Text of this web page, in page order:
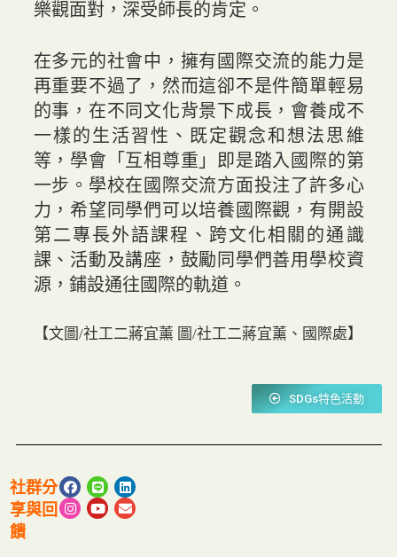
樂觀面對，深受師長的肯定。
在多元的社會中，擁有國際交流的能力是
再重要不過了，然而這卻不是件簡單輕易
的事，在不同文化背景下成長，會養成不
一樣的生活習性、既定觀念和想法思維
等，學會「互相尊重」即是踏入國際的第
一步。學校在國際交流方面投注了許多心
力，希望同學們可以培養國際觀，有開設
第二專長外語課程、跨文化相關的通識
課、活動及講座，鼓勵同學們善用學校資
源，鋪設通往國際的軌道。
【文圖/社工二蔣宜薰 圖/社工二蔣宜薰、國際處】
SDGs特色活動
社群分
享與回
饋